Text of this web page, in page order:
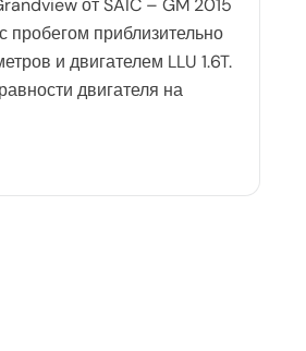
от SAIC – GM 2015
пробегом приблизительно
и двигателем LLU 1.6T.
двигателя на